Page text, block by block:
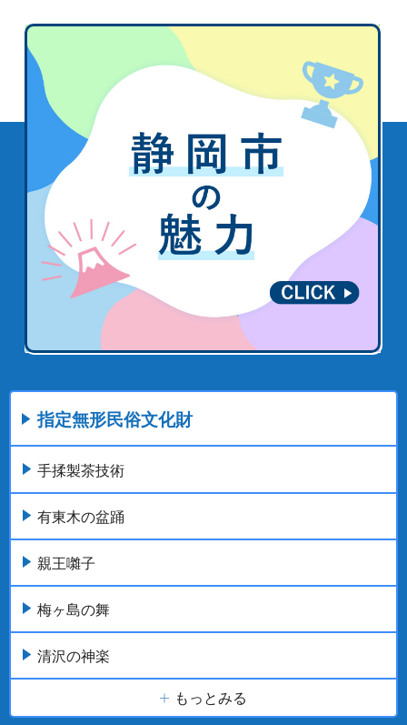
指定無形民俗文化財
手揉製茶技術
有東木の盆踊
親王囃子
梅ヶ島の舞
清沢の神楽
もっとみる